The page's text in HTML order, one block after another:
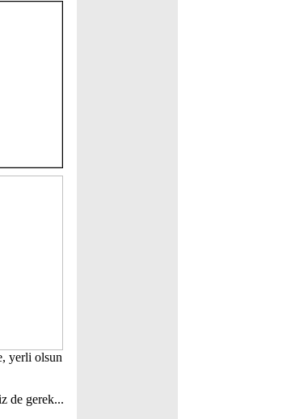
yerli olsun
de gerek...